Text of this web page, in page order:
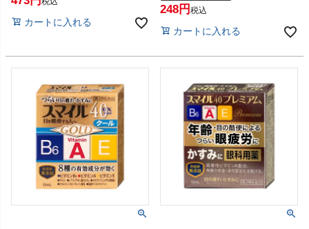
カートに入れる
248 税込
カートに入れる